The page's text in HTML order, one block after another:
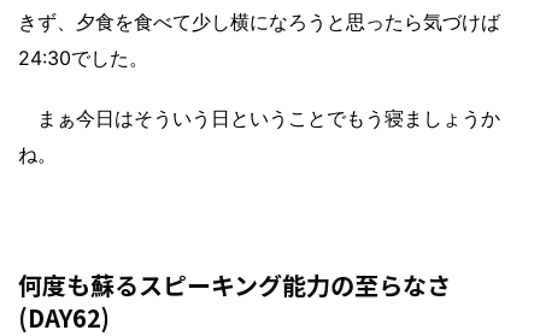
きず、夕食を食べて少し横になろうと思ったら気づけば
24:30でした。
まぁ今日はそういう日ということでもう寝ましょうか
ね。
何度も蘇るスピーキング能力の至らなさ
(DAY62)